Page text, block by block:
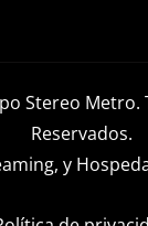
Stereo Metro.
Reservados.
y